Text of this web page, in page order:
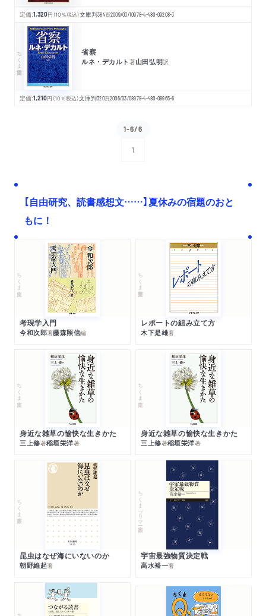
定価:1,320円 （10％税込）文庫判384頁2009/03/10978-4-480-09208-3
ちくま学芸文庫 省察
ルネ・デカルト 著山田弘明訳
定価:1,210円 （10％税込）文庫判320頁2006/03/08978-4-480-08965-6
1-6/6
1
【自由研究、読書感想文……】夏休みの宿題のおと
もに！
ちくま文庫
考現学入門
今和次郎著藤森照信編
ちくま学芸文庫
レポートの組み立て方
木下是雄著
ちくま文庫
身近な雑草の愉快な生きかた
三上修著稲垣栄洋著
ちくま文庫
身近な雑草の愉快な生きかた
三上修著稲垣栄洋著
ちくま新書
昆虫はなぜ海にいないのか
朝野維起著
ちくまプリマー新書
宇宙最強物質決定戦
高水裕一著